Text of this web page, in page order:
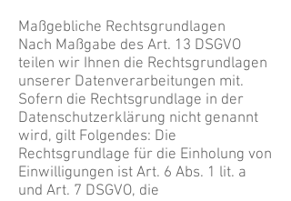
Maßgebliche Rechtsgrundlagen
Nach Maßgabe des Art. 13 DSGVO
teilen wir Ihnen die Rechtsgrundlagen
unserer Datenverarbeitungen mit.
Sofern die Rechtsgrundlage in der
Datenschutzerklärung nicht genannt
wird, gilt Folgendes: Die
Rechtsgrundlage für die Einholung von
Einwilligungen ist Art. 6 Abs. 1 lit. a
und Art. 7 DSGVO, die